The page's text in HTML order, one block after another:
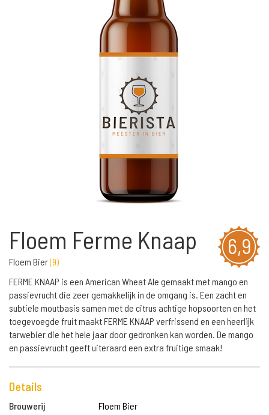
6,9
Floem Ferme Knaap
Floem Bier(9)
FERME KNAAP is een American Wheat Ale gemaakt met mango en
passievrucht die zeer gemakkelijk in de omgang is. Een zacht en
subtiele moutbasis samen met de citrus achtige hopsoorten en het
toegevoegde fruit maakt FERME KNAAP verfrissend en een heerlijk
tarwebier die het hele jaar door gedronken kan worden. De mango
en passievrucht geeft uiteraard een extra fruitige smaak!
Details
Brouwerij
Floem Bier